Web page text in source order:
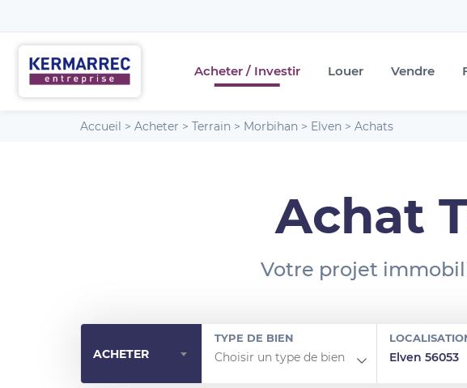
Acheter / Investir Louer Vendre
Accueil > Acheter > Terrain > Morbihan > Elven > Achats
Achat
Votre projet
ACHETER
TYPE DE BIEN
Elven 56053